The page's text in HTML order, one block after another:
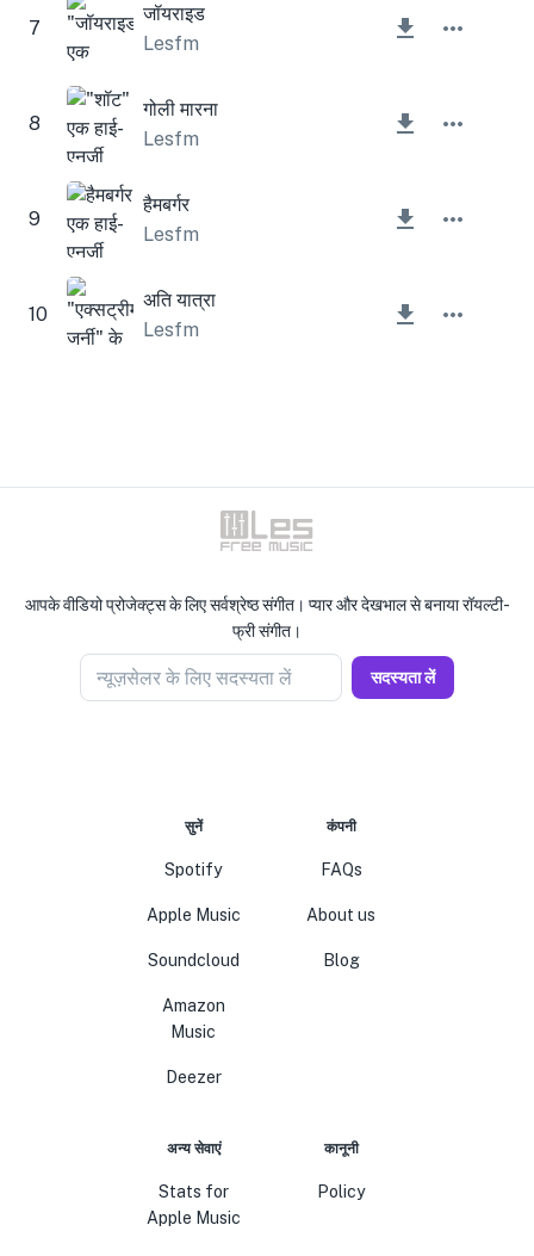
7
जॉयराइड
Lesfm
8
गोली मारना
Lesfm
9
हैमबर्गर
Lesfm
10
अति यात्रा
Lesfm
आपके वीडियो प्रोजेक्ट्स के लिए सर्वश्रेष्ठ संगीत। प्यार और देखभाल से बनाया रॉयल्टी-
फ्री संगीत।
न्यूज़सेलर के लिए सदस्यता लें सदस्यता लें
सुनें
Spotify
Apple Music
Soundcloud
Amazon
Music
Deezer
कंपनी
FAQs
About us
Blog
अन्य सेवाएं
Stats for
Apple Music
कानूनी
Policy